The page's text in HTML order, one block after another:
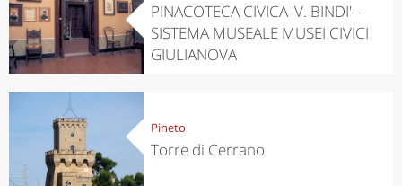
PINACOTECA CIVICA 'V. BINDI' -
SISTEMA MUSEALE MUSEI CIVICI
GIULIANOVA
Pineto
Torre di Cerrano